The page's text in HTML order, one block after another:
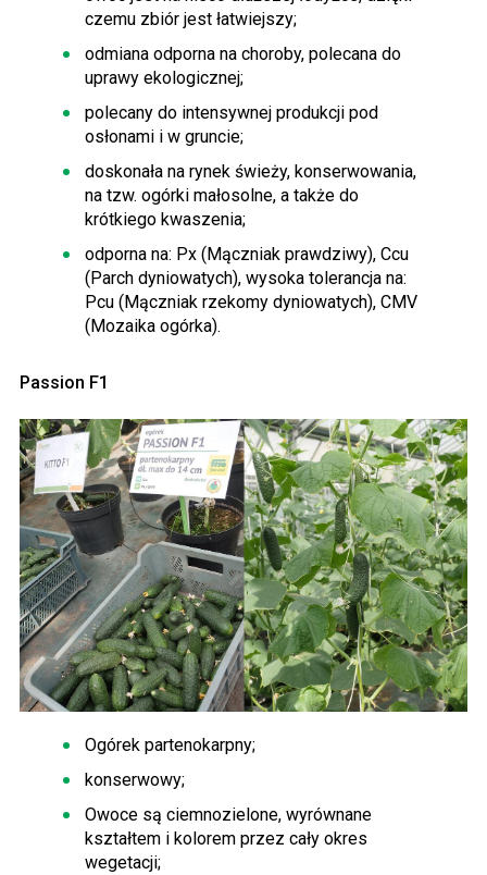
czemu zbiór jest łatwiejszy;
odmiana odporna na choroby, polecana do
uprawy ekologicznej;
polecany do intensywnej produkcji pod
osłonami i w gruncie;
doskonała na rynek świeży, konserwowania,
na tzw. ogórki małosolne, a także do
krótkiego kwaszenia;
odporna na: Px (Mączniak prawdziwy), Ccu
(Parch dyniowatych), wysoka tolerancja na:
Pcu (Mączniak rzekomy dyniowatych), CMV
(Mozaika ogórka).
Passion F1
Ogórek partenokarpny;
konserwowy;
Owoce są ciemnozielone, wyrównane
kształtem i kolorem przez cały okres
wegetacji;